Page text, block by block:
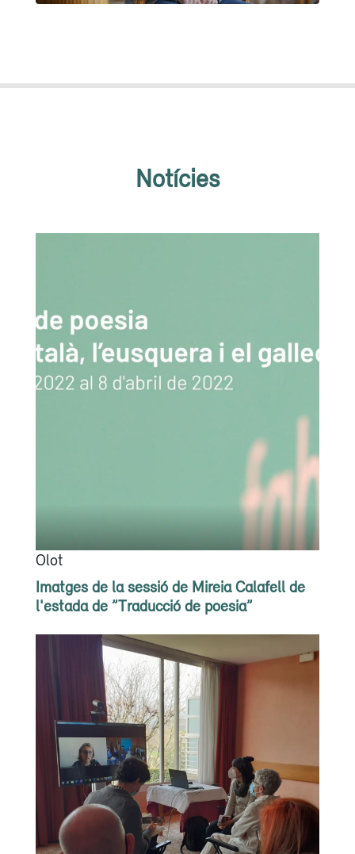
Notícies
Olot
Imatges de la sessió de Mireia Calafell de
l'estada de ”Traducció de poesia”